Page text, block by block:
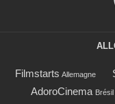
Filmstarts Allemagne
AdoroCinema Brésil